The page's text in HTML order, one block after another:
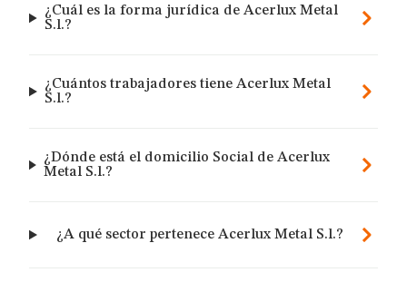
¿Cuál es la forma jurídica de Acerlux Metal
S.l.?
¿Cuántos trabajadores tiene Acerlux Metal
S.l.?
¿Dónde está el domicilio Social de Acerlux
Metal S.l.?
¿A qué sector pertenece Acerlux Metal S.l.?